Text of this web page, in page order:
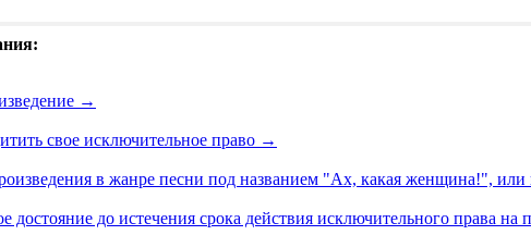
→
свое исключительное право →
в жанре песни под названием "Ах, какая женщина!", или
до истечения срока действия исключительного права на